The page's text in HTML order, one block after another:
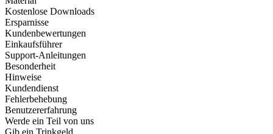
Kostenlose Downloads
Ersparnisse
Kundenbewertungen
Einkaufsführer
Support-Anleitungen
Besonderheit
Hinweise
Kundendienst
Fehlerbehebung
Benutzererfahrung
Werde ein Teil von uns